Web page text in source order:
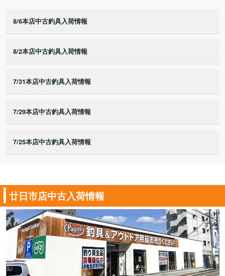
8/6本店中古釣具入荷情報
8/2本店中古釣具入荷情報
7/31本店中古釣具入荷情報
7/29本店中古釣具入荷情報
7/25本店中古釣具入荷情報
廿日市店中古入荷情報